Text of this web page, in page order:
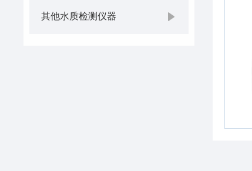
其他水质检测仪器